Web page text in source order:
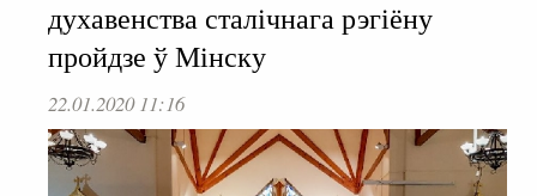
духавенства сталічнага рэгіёну
пройдзе ў Мінску
22.01.2020 11:16